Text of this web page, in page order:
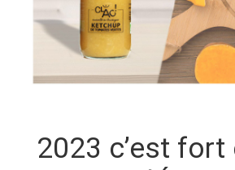
2023 c’est fort